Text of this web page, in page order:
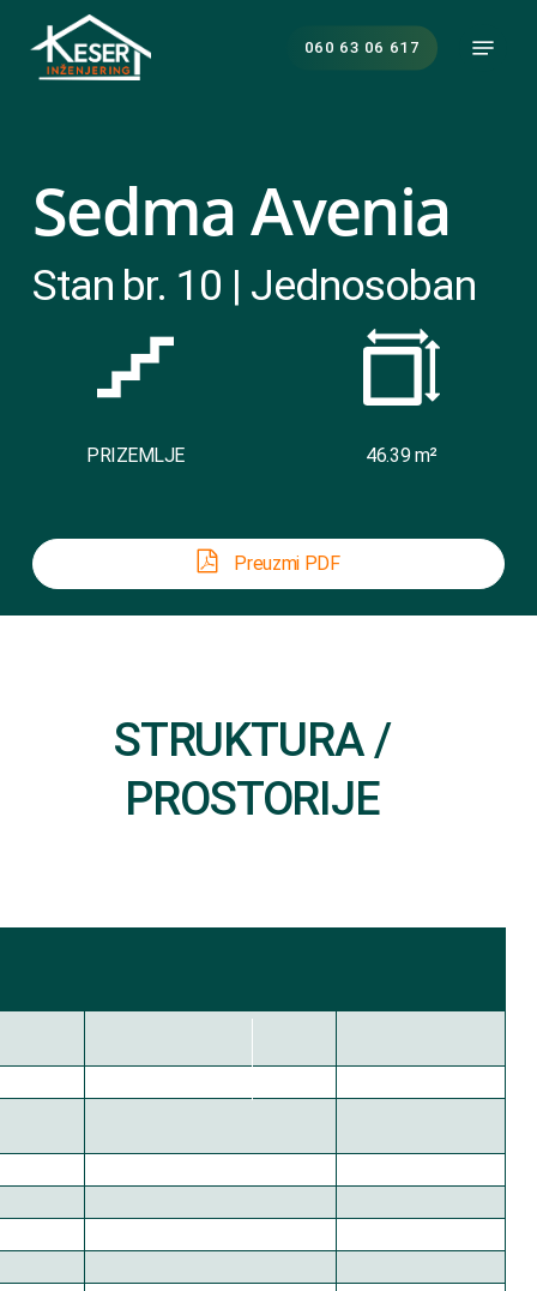
main
060 63 06 617
Sedma Avenia
Stan br. 10 | Jednosoban
PRIZEMLJE 46.39 m²
Preuzmi PDF
STRUKTURA /
PROSTORIJE